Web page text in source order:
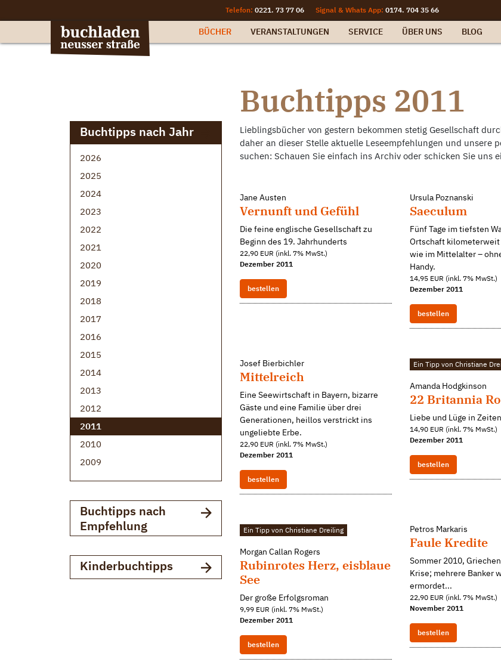
Telefon: 0221. 73 77 06 Signal & Whats App: 0174. 704 35 66
BÜCHER VERANSTALTUNGEN SERVICE ÜBER UNS BLOG
Buchtipps nach Jahr
2026
2025
2024
2023
2022
2021
2020
2019
2018
2017
2016
2015
2014
2013
2012
2011
2010
2009
Buchtipps nach
Empfehlung
Kinderbuchtipps
Buchtipps 2011
Lieblingsbücher von gestern bekommen stetig Gesellschaft
daher an dieser Stelle aktuelle Leseempfehlungen und unsere
suchen: Schauen Sie einfach ins Archiv oder schicken Sie uns
Jane Austen
Vernunft und Gefühl
Die feine englische Gesellschaft zu
Beginn des 19. Jahrhunderts
22,90 EUR (inkl. 7% MwSt.)
Dezember 2011
bestellen
Ursula Poznanski
Saeculum
Fünf Tage im tiefsten
Ortschaft
wie im Mittelalter –
Handy.
14,95 EUR (inkl. 7% MwSt.)
Dezember 2011
bestellen
Josef Bierbichler
Mittelreich
Eine Seewirtschaft in Bayern, bizarre
Gäste und eine Familie über drei
Generationen, heillos verstrickt ins
ungeliebte Erbe.
22,90 EUR (inkl. 7% MwSt.)
Dezember 2011
bestellen
Ein Tipp von Christiane
Amanda Hodgkinson
22 Britannia
Liebe und Lüge in
14,90 EUR (inkl. 7% MwSt.)
Dezember 2011
bestellen
Ein Tipp von Christiane Dreiling
Morgan Callan Rogers
Rubinrotes Herz, eisblaue
See
Der große Erfolgsroman
9,99 EUR (inkl. 7% MwSt.)
Dezember 2011
bestellen
Petros Markaris
Faule Kredite
Sommer 2010,
Krise; mehrere Banker
ermordet...
22,90 EUR (inkl. 7% MwSt.)
November 2011
bestellen